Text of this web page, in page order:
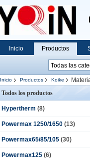
Inicio Productos
Inicio Productos Koike
Todos los productos
Hypertherm (8)
Powermax 1250/1650 (13)
Powermax65/85/105 (30)
Powermax125 (6)